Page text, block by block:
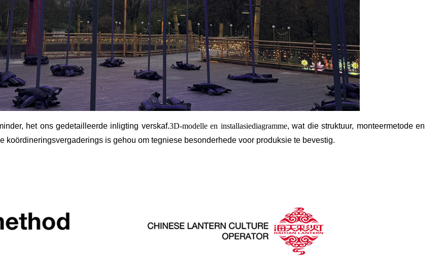
het ons gedetailleerde inligting verskaf.3D-modelle en installasiediagramme, wat die struktuur, monteermetode en
is gehou om tegniese besonderhede voor produksie te bevestig.